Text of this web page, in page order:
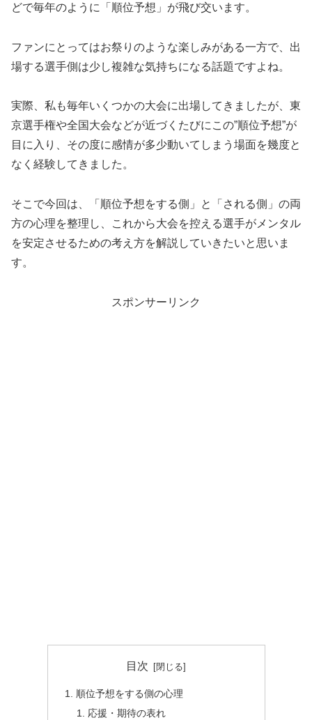
どで毎年のように「順位予想」が飛び交います。
ファンにとってはお祭りのような楽しみがある一方で、出
場する選手側は少し複雑な気持ちになる話題ですよね。
実際、私も毎年いくつかの大会に出場してきましたが、東
京選手権や全国大会などが近づくたびにこの”順位予想”が
目に入り、その度に感情が多少動いてしまう場面を幾度と
なく経験してきました。
そこで今回は、「順位予想をする側」と「される側」の両
方の心理を整理し、これから大会を控える選手がメンタル
を安定させるための考え方を解説していきたいと思いま
す。
スポンサーリンク
目次
順位予想をする側の心理
応援・期待の表れ